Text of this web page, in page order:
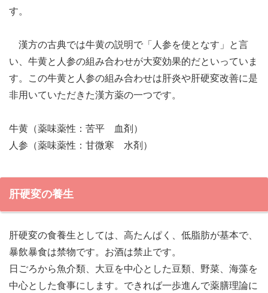
す。
漢方の古典では牛黄の説明で「人参を使となす」と言
い、牛黄と人参の組み合わせが大変効果的だといっていま
す。この牛黄と人参の組み合わせは肝炎や肝硬変改善に是
非用いていただきた漢方薬の一つです。
牛黄（薬味薬性：苦平 血剤）
人参（薬味薬性：甘微寒 水剤）
肝硬変の養生
肝硬変の食養生としては、高たんぱく、低脂肪が基本で、
暴飲暴食は禁物です。お酒は禁止です。
日ごろから魚介類、大豆を中心とした豆類、野菜、海藻を
中心とした食事にします。できれば一歩進んで薬膳理論に